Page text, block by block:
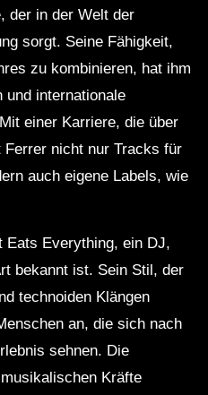
der in der Welt der
sorgt. Seine Fähigkeit,
zu kombinieren, hat ihm
und internationale
einer Karriere, die über
nicht nur Tracks für
auch eigene Labels, wie
Eats Everything, ein DJ,
bekannt ist. Sein Stil, der
technoiden Klängen
an, die sich nach
sehnen. Die
Kräfte